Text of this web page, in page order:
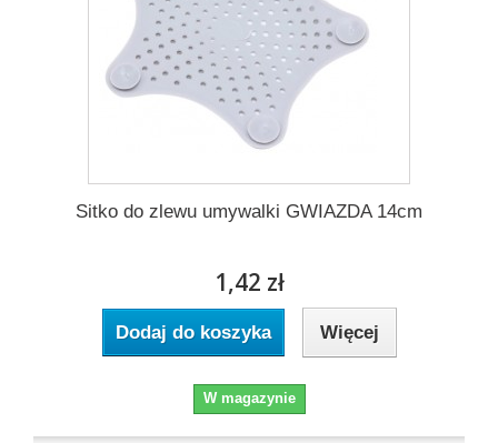
Sitko do zlewu umywalki GWIAZDA 14cm
1,42 zł
Dodaj do koszyka Więcej
W magazynie